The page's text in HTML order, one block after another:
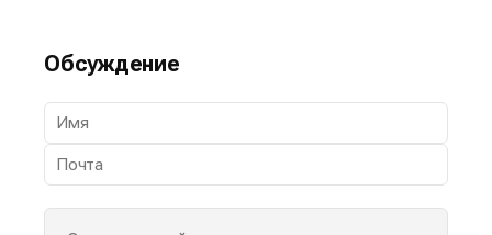
Обсуждение